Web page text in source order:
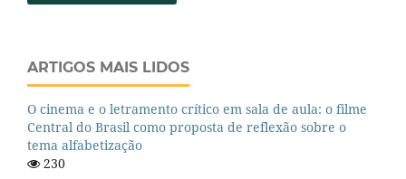
ARTIGOS MAIS LIDOS
O cinema e o letramento crítico em sala de aula: o filme
Central do Brasil como proposta de reflexão sobre o
tema alfabetização
230